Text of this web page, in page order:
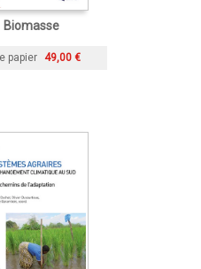
Biomasse
papier 49,00 €